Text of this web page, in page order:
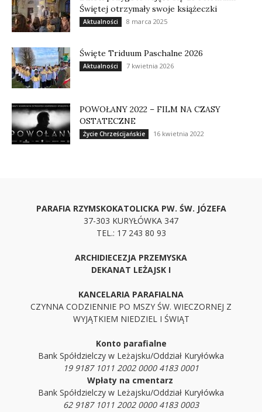
Świętej otrzymały swoje książeczki
Aktualności 8 marca 2025
Święte Triduum Paschalne 2026
Aktualności 7 kwietnia 2026
POWOŁANY 2022 – FILM NA CZASY
OSTATECZNE
Życie Chrześcijańskie 16 kwietnia 2022
PARAFIA RZYMSKOKATOLICKA PW. ŚW. JÓZEFA
37-303 KURYŁÓWKA 347
TEL.: 17 243 80 93
ARCHIDIECEZJA PRZEMYSKA
DEKANAT LEŻAJSK I
KANCELARIA PARAFIALNA
CZYNNA CODZIENNIE PO MSZY ŚW. WIECZORNEJ Z
WYJĄTKIEM NIEDZIEL I ŚWIĄT
Konto parafialne
Bank Spółdzielczy w Leżajsku/Oddział Kuryłówka
19 9187 1011 2002 0000 4183 0001
Wpłaty na cmentarz
Bank Spółdzielczy w Leżajsku/Oddział Kuryłówka
62 9187 1011 2002 0000 4183 0003